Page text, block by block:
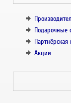
Подарочные
Акции